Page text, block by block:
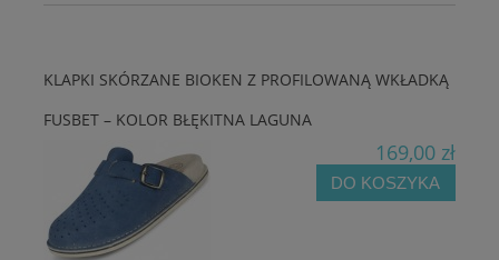
KLAPKI SKÓRZANE BIOKEN Z PROFILOWANĄ WKŁADKĄ
FUSBET – KOLOR BŁĘKITNA LAGUNA
169,00 zł
DO KOSZYKA